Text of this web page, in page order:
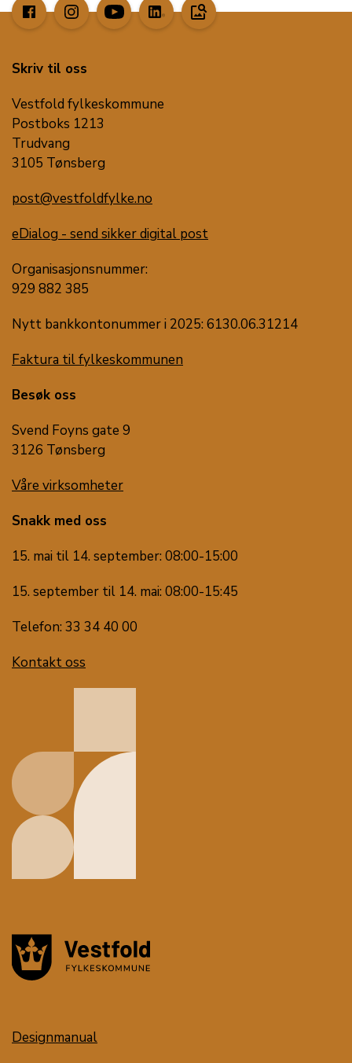
image_search
Skriv til oss
Vestfold fylkeskommune
Postboks 1213
Trudvang
3105 Tønsberg
post@vestfoldfylke.no
eDialog - send sikker digital post
Organisasjonsnummer:
929 882 385
Nytt bankkontonummer i 2025: 6130.06.31214
Faktura til fylkeskommunen
Besøk oss
Svend Foyns gate 9
3126 Tønsberg
Våre virksomheter
Snakk med oss
15. mai til 14. september: 08:00-15:00
15. september til 14. mai: 08:00-15:45
Telefon: 33 34 40 00
Kontakt oss
Designmanual